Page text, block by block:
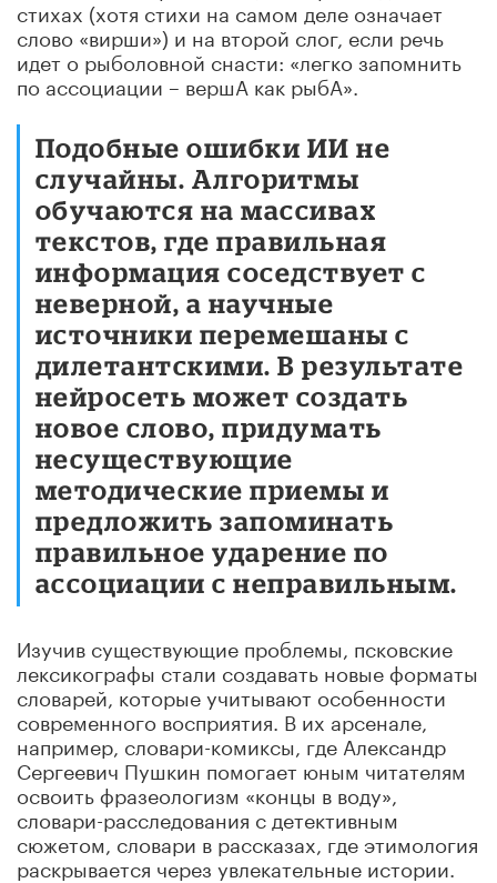
стихах (хотя стихи на самом деле означает
слово «вирши») и на второй слог, если речь
идет о рыболовной снасти: «легко запомнить
по ассоциации – вершА как рыбА».
Подобные ошибки ИИ не
случайны. Алгоритмы
обучаются на массивах
текстов, где правильная
информация соседствует с
неверной, а научные
источники перемешаны с
дилетантскими. В результате
нейросеть может создать
новое слово, придумать
несуществующие
методические приемы и
предложить запоминать
правильное ударение по
ассоциации с неправильным.
Изучив существующие проблемы, псковские
лексикографы стали создавать новые форматы
словарей, которые учитывают особенности
современного восприятия. В их арсенале,
например, словари-комиксы, где Александр
Сергеевич Пушкин помогает юным читателям
освоить фразеологизм «концы в воду»,
словари-расследования с детективным
сюжетом, словари в рассказах, где этимология
раскрывается через увлекательные истории.